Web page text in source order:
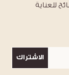
للعناية
الاشتراك